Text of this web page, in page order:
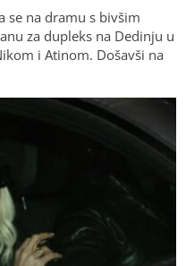
se na dramu s bivšim
za dupleks na Dedinju u
i Atinom. Došavši na